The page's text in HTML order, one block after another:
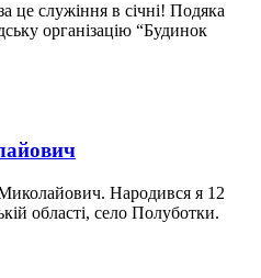
це служіння в січні! Подяка
організацію “Будинок
Народився я 12
області, село Полуботки.